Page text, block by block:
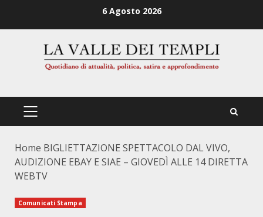
6 Agosto 2026
PRIMÄRES
Home BIGLIETTAZIONE SPETTACOLO DAL VIVO,
AUDIZIONE EBAY E SIAE – GIOVEDÌ ALLE 14 DIRETTA
WEBTV
Comunicati Stampa